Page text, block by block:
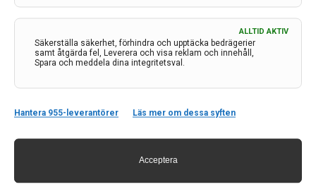
Säkerställa säkerhet, förhindra och upptäcka bedrägerier
samt åtgärda fel, Leverera och visa reklam och innehåll,
Spara och meddela dina integritetsval.
ALLTID AKTIV
Hantera 955-leverantörer Läs mer om dessa syften
Acceptera
Kontakt
Neurologi i Sverige
113 68 Stockholm
Länkar